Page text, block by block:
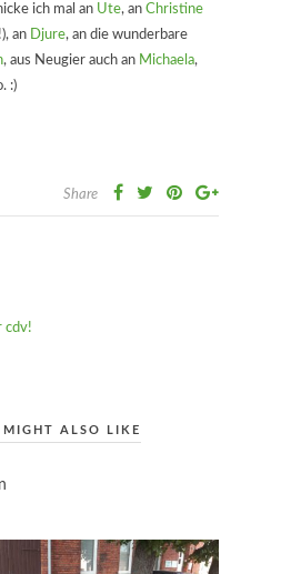
ich mal an Ute, an Christine
an Djure, an die wunderbare
, aus Neugier auch an Michaela,
:)
Share
cdv!
MIGHT ALSO LIKE